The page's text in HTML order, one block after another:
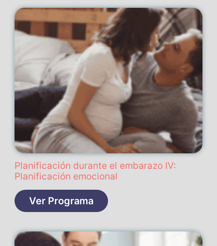
Planificación durante el embarazo IV:
Planificación emocional
Ver Programa